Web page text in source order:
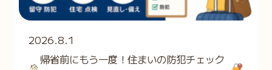
2026.8.1
帰省前にもう一度！住まいの防犯チェック